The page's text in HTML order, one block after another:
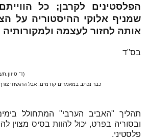
הפלסטינים לקרבן; כל
שמניף אלוקי ההיסטוריה על
אותהּ לחזור לעצמהּ
בס"ד
כבר נכתב במאמרים קודמים, אבל הרגשתי
תהליך "האביב הערבי" המתחולל
ובסוריה בפרט, יכול להוות בסיס מצוין
פלסטיני.